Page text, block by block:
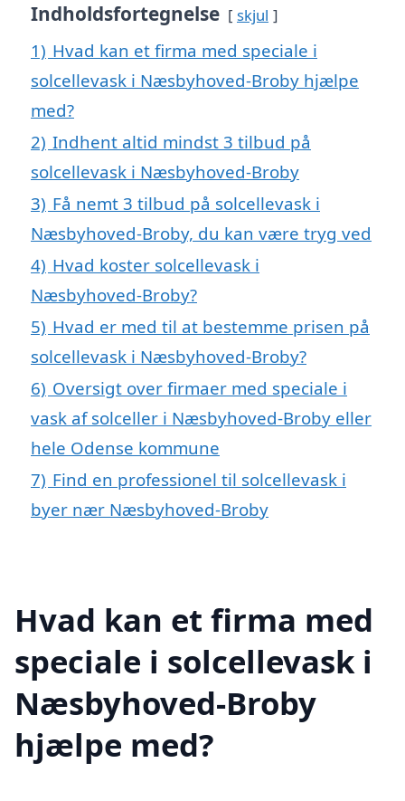
Indholdsfortegnelse skjul
1) Hvad kan et firma med speciale i
solcellevask i Næsbyhoved-Broby hjælpe
med?
2) Indhent altid mindst 3 tilbud på
solcellevask i Næsbyhoved-Broby
3) Få nemt 3 tilbud på solcellevask i
Næsbyhoved-Broby, du kan være tryg ved
4) Hvad koster solcellevask i
Næsbyhoved-Broby?
5) Hvad er med til at bestemme prisen på
solcellevask i Næsbyhoved-Broby?
6) Oversigt over firmaer med speciale i
vask af solceller i Næsbyhoved-Broby eller
hele Odense kommune
7) Find en professionel til solcellevask i
byer nær Næsbyhoved-Broby
Hvad kan et firma med
speciale i solcellevask i
Næsbyhoved-Broby
hjælpe med?